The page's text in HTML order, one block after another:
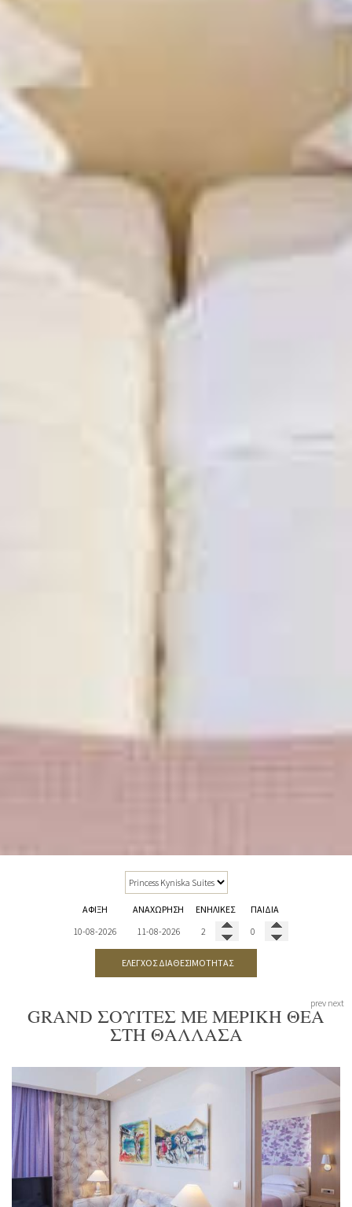
ΆΦΙΞΗ ΑΝΑΧΏΡΗΣΗ ΕΝΉΛΙΚΕΣ ΠΑΙΔΙΆ
ΈΛΕΓΧΟΣ ΔΙΑΘΕΣΙΜΌΤΗΤΑΣ
GRAND ΣΟΥΊΤΕΣ ΜΕ ΜΕΡΙΚΉ ΘΈΑ
ΣΤΗ ΘΆΛΛΑΣΑ
prev next